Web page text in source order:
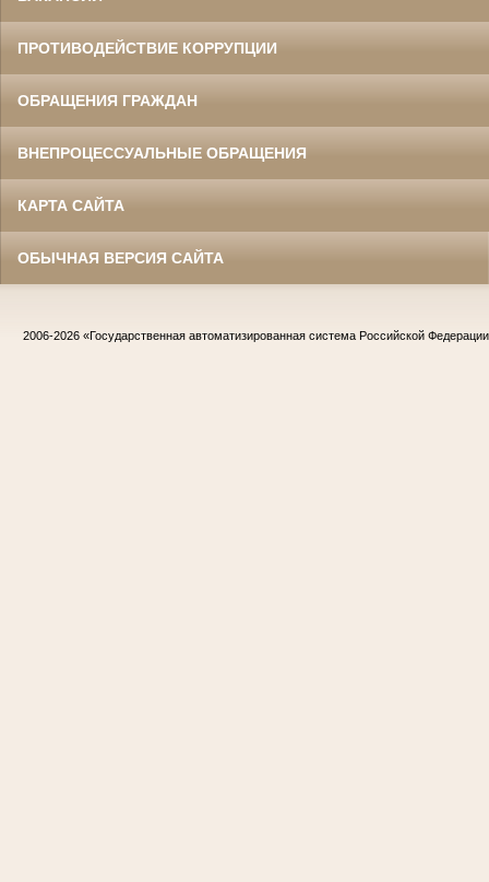
ПРОТИВОДЕЙСТВИЕ КОРРУПЦИИ
ОБРАЩЕНИЯ ГРАЖДАН
ВНЕПРОЦЕССУАЛЬНЫЕ ОБРАЩЕНИЯ
КАРТА САЙТА
ОБЫЧНАЯ ВЕРСИЯ САЙТА
2006-2026 «Государственная автоматизированная система Российской